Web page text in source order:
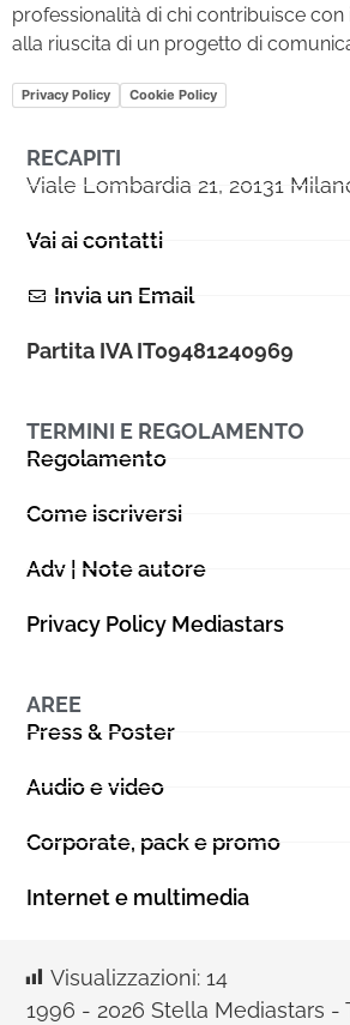
professionalità di chi contribuisce
alla riuscita di un progetto di
Privacy Policy Cookie Policy
RECAPITI
Viale Lombardia 21, 20131
Vai ai contatti
Invia un Email
Partita IVA IT09481240969
TERMINI E REGOLAMENTO
Regolamento
Come iscriversi
Adv | Note autore
Privacy Policy Mediastars
AREE
Press & Poster
Audio e video
Corporate, pack e promo
Internet e multimedia
Visualizzazioni: 14
1996 - 2026 Stella Mediastars -